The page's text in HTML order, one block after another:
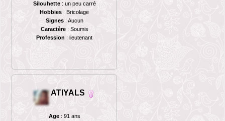
Silouhette: un peu carré
Hobbies : Bricolage
Signes: Aucun
Caractère: Soumis
Profession : lieutenant
ATIYALS
Age: 91 ans